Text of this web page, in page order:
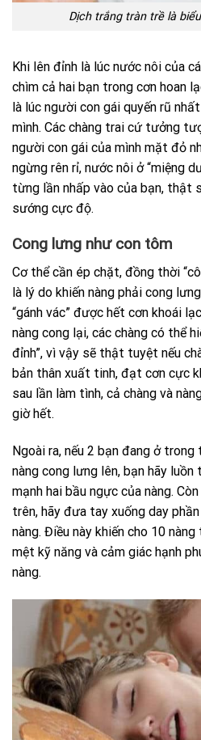
Dịch trắng tràn trề là
Khi lên đỉnh là lúc nước nôi của
chìm cả hai bạn trong cơn hoan
là lúc người con gái quyến rũ
mình. Các chàng trai cứ tưởng
người con gái của mình mặt đỏ
ngừng rên rỉ, nước nôi ở “miệng
từng lần nhấp vào của bạn, thật
sướng cực độ.
Cong lưng như con tôm
Cơ thể cần ép chặt, đồng thời
là lý do khiến nàng phải cong
“gánh vác” được hết cơn khoái
nàng cong lại, các chàng có thể
đỉnh”, vì vậy sẽ thật tuyệt nếu
bản thân xuất tinh, đạt cơn cực
sau lần làm tình, cả chàng và
giờ hết.
Ngoài ra, nếu 2 bạn đang ở
nàng cong lưng lên, bạn hãy
mạnh hai bầu ngực của nàng.
trên, hãy đưa tay xuống day
nàng. Điều này khiến cho 10
mệt kỹ năng và cảm giác hạnh
nàng.